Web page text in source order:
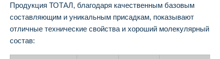
Продукция ТОТАЛ, благодаря качественным базовым
составляющим и уникальным присадкам, показывают
отличные технические свойства и хороший молекулярный
состав: